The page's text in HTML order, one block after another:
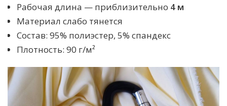
Рабочая длина — приблизительно 4 м
Материал слабо тянется
Состав: 95% полиэстер, 5% спандекс
Плотность: 90 г/м²